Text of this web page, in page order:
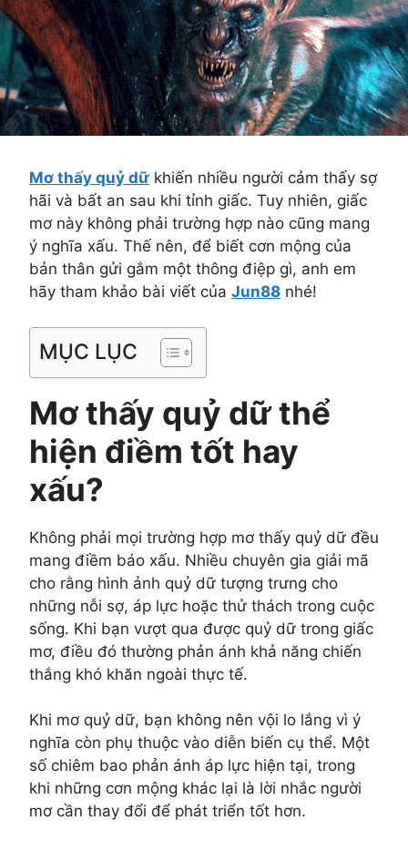
Mơ thấy quỷ dữkhiến nhiều người cảm thấy sợ
hãi và bất an sau khi tỉnh giấc. Tuy nhiên, giấc
mơ này không phải trường hợp nào cũng mang
ý nghĩa xấu. Thế nên, để biết cơn mộng của
bản thân gửi gắm một thông điệp gì, anh em
hãy tham khảo bài viết của Jun88 nhé!
MỤC LỤC
Mơ thấy quỷ dữ thể
hiện điềm tốt hay
xấu?
Không phải mọi trường hợp mơ thấy quỷ dữ đều
mang điềm báo xấu. Nhiều chuyên gia giải mã
cho rằng hình ảnh quỷ dữ tượng trưng cho
những nỗi sợ, áp lực hoặc thử thách trong cuộc
sống. Khi bạn vượt qua được quỷ dữ trong giấc
mơ, điều đó thường phản ánh khả năng chiến
thắng khó khăn ngoài thực tế.
Khi mơ quỷ dữ, bạn không nên vội lo lắng vì ý
nghĩa còn phụ thuộc vào diễn biến cụ thể. Một
số chiêm bao phản ánh áp lực hiện tại, trong
khi những cơn mộng khác lại là lời nhắc người
mơ cần thay đổi để phát triển tốt hơn.